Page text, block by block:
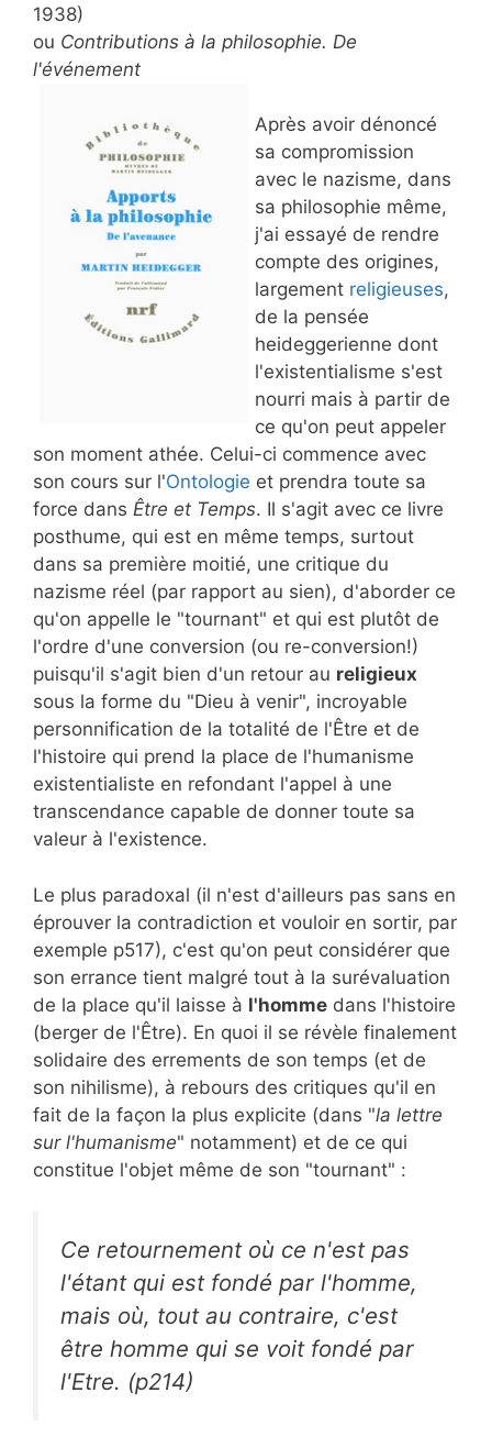
1938)
ou Contributions à la philosophie. De
l'événement
Après avoir dénoncé
sa compromission
avec le nazisme, dans
sa philosophie même,
j'ai essayé de rendre
compte des origines,
largement religieuses,
de la pensée
heideggerienne dont
l'existentialisme s'est
nourri mais à partir de
ce qu'on peut appeler
son moment athée. Celui-ci commence avec
son cours sur l'Ontologie et prendra toute sa
force dans Être et Temps. Il s'agit avec ce livre
posthume, qui est en même temps, surtout
dans sa première moitié, une critique du
nazisme réel (par rapport au sien), d'aborder ce
qu'on appelle le "tournant" et qui est plutôt de
l'ordre d'une conversion (ou re-conversion!)
puisqu'il s'agit bien d'un retour au religieux
sous la forme du "Dieu à venir", incroyable
personnification de la totalité de l'Être et de
l'histoire qui prend la place de l'humanisme
existentialiste en refondant l'appel à une
transcendance capable de donner toute sa
valeur à l'existence.
Le plus paradoxal (il n'est d'ailleurs pas sans en
éprouver la contradiction et vouloir en sortir, par
exemple p517), c'est qu'on peut considérer que
son errance tient malgré tout à la surévaluation
de la place qu'il laisse à l'homme dans l'histoire
(berger de l'Être). En quoi il se révèle finalement
solidaire des errements de son temps (et de
son nihilisme), à rebours des critiques qu'il en
fait de la façon la plus explicite (dans "la lettre
sur l'humanisme" notamment) et de ce qui
constitue l'objet même de son "tournant" :
Ce retournement où ce n'est pas
l'étant qui est fondé par l'homme,
mais où, tout au contraire, c'est
être homme qui se voit fondé par
l'Etre. (p214)